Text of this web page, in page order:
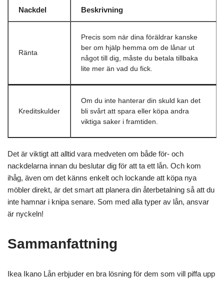
Nackdel Beskrivning
Ränta
Precis som när dina föräldrar kanske
ber om hjälp hemma om de lånar ut
något till dig, måste du betala tillbaka
lite mer än vad du fick.
Kreditskulder
Om du inte hanterar din skuld kan det
bli svårt att spara eller köpa andra
viktiga saker i framtiden.
Det är viktigt att alltid vara medveten om både för- och
nackdelarna innan du beslutar dig för att ta ett lån. Och kom
ihåg, även om det känns enkelt och lockande att köpa nya
möbler direkt, är det smart att planera din återbetalning så att du
inte hamnar i knipa senare. Som med alla typer av lån, ansvar
är nyckeln!
Sammanfattning
Ikea Ikano Lån erbjuder en bra lösning för dem som vill piffa upp